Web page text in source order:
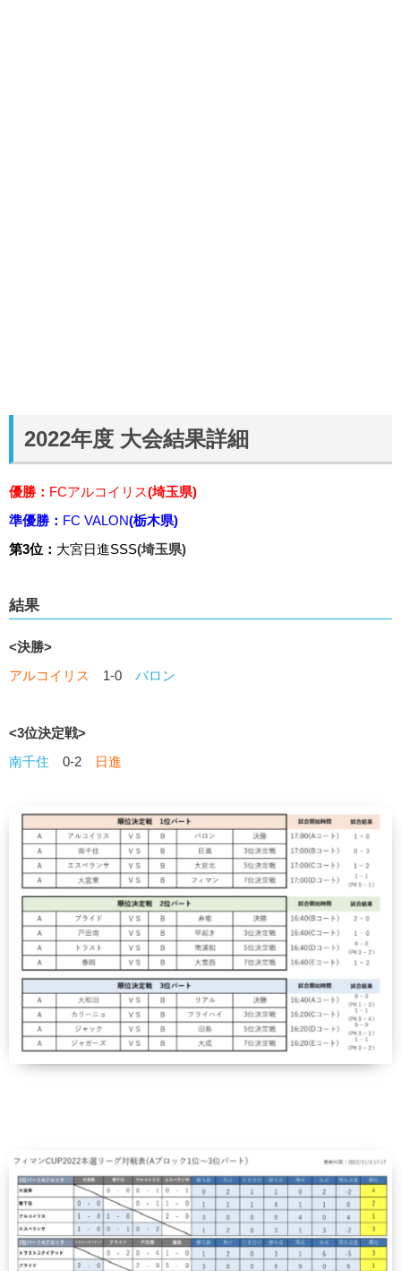
2022年度 大会結果詳細
優勝： FCアルコイリス(埼玉県)
準優勝： FC VALON(栃木県)
第3位： 大宮日進SSS(埼玉県)
結果
<決勝>
アルコイリス
1-0 バロン
<3位決定戦>
南千住 0-2 日進